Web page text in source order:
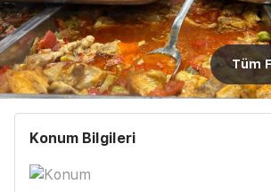
Tüm
Konum Bilgileri